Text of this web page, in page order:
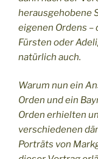
herausgehobene
eigenen Ordens –
Fürsten oder
natürlich auch.
Warum nun ein
Orden und ein
Orden erhielten
verschiedenen
Porträts von